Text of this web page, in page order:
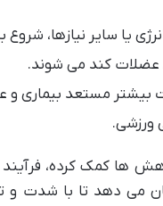
یا سایر نیازها،
عضلات کند می شوند.
بیشتر مستعد بیماری و
ورزشی.
ها کمک کرده،
می دهد تا با شدت